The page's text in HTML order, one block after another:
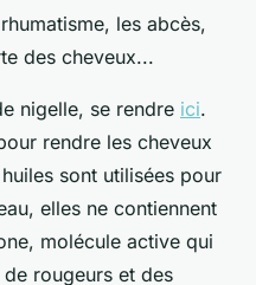
les abcès,
des cheveux...
nigelle, se rendre ici.
rendre les cheveux
sont utilisées pour
elles ne contiennent
molécule active qui
rougeurs et des